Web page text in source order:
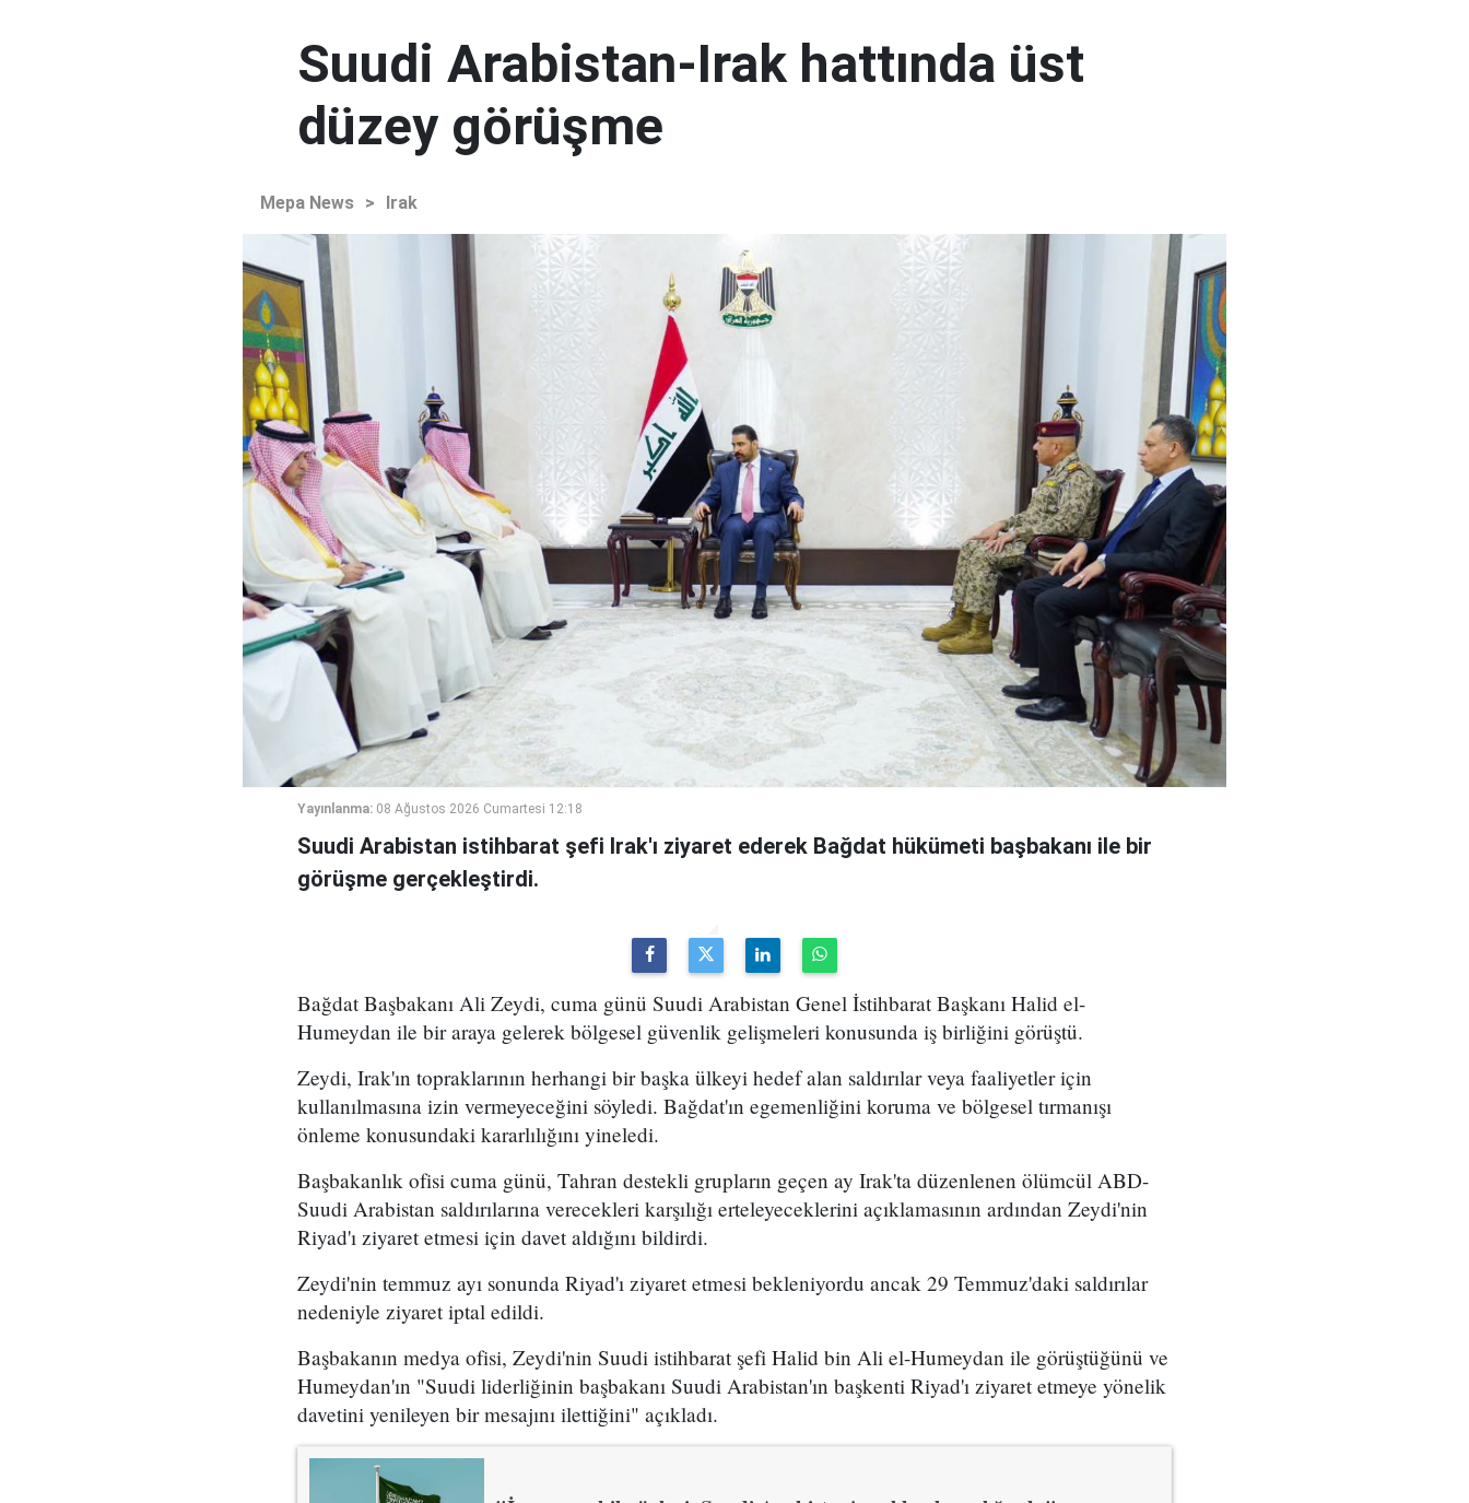
Suudi Arabistan-Irak hattında üst
düzey görüşme
Mepa News > Irak
Yayınlanma: 08 Ağustos 2026 Cumartesi 12:18
Suudi Arabistan istihbarat şefi Irak'ı ziyaret ederek Bağdat hükümeti başbakanı ile bir
görüşme gerçekleştirdi.
Bağdat Başbakanı Ali Zeydi, cuma günü Suudi Arabistan Genel İstihbarat Başkanı Halid el-
Humeydan ile bir araya gelerek bölgesel güvenlik gelişmeleri konusunda iş birliğini görüştü.
Zeydi, Irak'ın topraklarının herhangi bir başka ülkeyi hedef alan saldırılar veya faaliyetler için
kullanılmasına izin vermeyeceğini söyledi. Bağdat'ın egemenliğini koruma ve bölgesel tırmanışı
önleme konusundaki kararlılığını yineledi.
Başbakanlık ofisi cuma günü, Tahran destekli grupların geçen ay Irak'ta düzenlenen ölümcül ABD-
Suudi Arabistan saldırılarına verecekleri karşılığı erteleyeceklerini açıklamasının ardından Zeydi'nin
Riyad'ı ziyaret etmesi için davet aldığını bildirdi.
Zeydi'nin temmuz ayı sonunda Riyad'ı ziyaret etmesi bekleniyordu ancak 29 Temmuz'daki saldırılar
nedeniyle ziyaret iptal edildi.
Başbakanın medya ofisi, Zeydi'nin Suudi istihbarat şefi Halid bin Ali el-Humeydan ile görüştüğünü ve
Humeydan'ın "Suudi liderliğinin başbakanı Suudi Arabistan'ın başkenti Riyad'ı ziyaret etmeye yönelik
davetini yenileyen bir mesajını ilettiğini" açıkladı.